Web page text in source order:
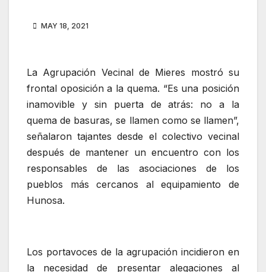
MAY 18, 2021
La Agrupación Vecinal de Mieres mostró su
frontal oposición a la quema. “Es una posición
inamovible y sin puerta de atrás: no a la
quema de basuras, se llamen como se llamen”,
señalaron tajantes desde el colectivo vecinal
después de mantener un encuentro con los
responsables de las asociaciones de los
pueblos más cercanos al equipamiento de
Hunosa.
Los portavoces de la agrupación incidieron en
la necesidad de presentar alegaciones al